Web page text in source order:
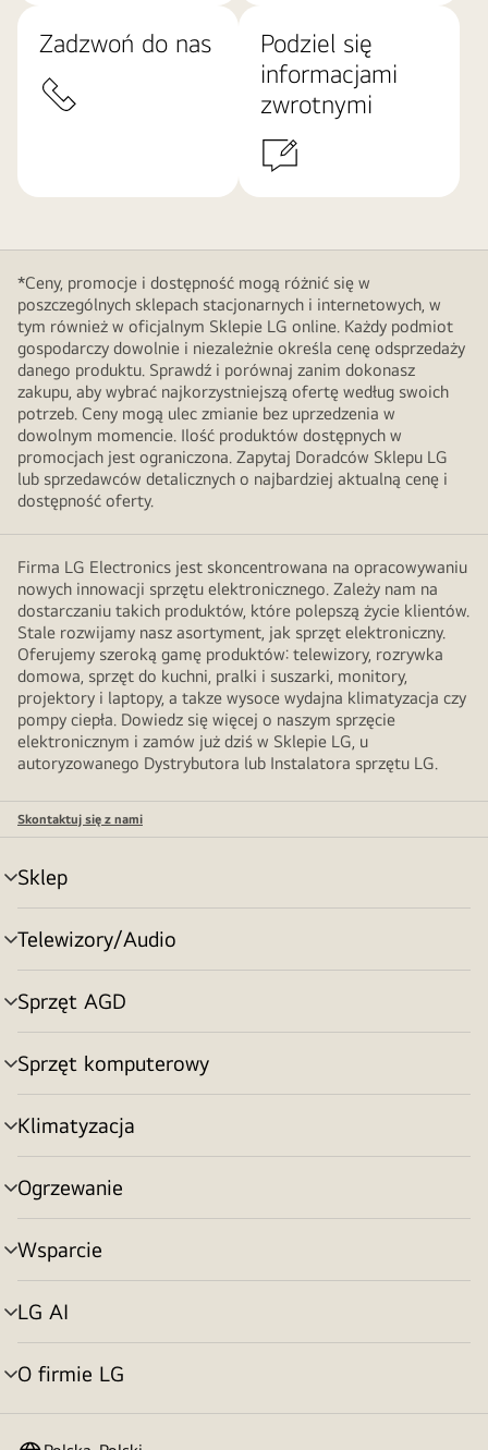
Zadzwoń do nas
Podziel się
informacjami
zwrotnymi
*Ceny, promocje i dostępność mogą różnić się w
poszczególnych sklepach stacjonarnych i internetowych, w
tym również w oficjalnym Sklepie LG online. Każdy podmiot
gospodarczy dowolnie i niezależnie określa cenę odsprzedaży
danego produktu. Sprawdź i porównaj zanim dokonasz
zakupu, aby wybrać najkorzystniejszą ofertę według swoich
potrzeb. Ceny mogą ulec zmianie bez uprzedzenia w
dowolnym momencie. Ilość produktów dostępnych w
promocjach jest ograniczona. Zapytaj Doradców Sklepu LG
lub sprzedawców detalicznych o najbardziej aktualną cenę i
dostępność oferty.
Firma LG Electronics jest skoncentrowana na opracowywaniu
nowych innowacji sprzętu elektronicznego. Zależy nam na
dostarczaniu takich produktów, które polepszą życie klientów.
Stale rozwijamy nasz asortyment, jak sprzęt elektroniczny.
Oferujemy szeroką gamę produktów: telewizory, rozrywka
domowa, sprzęt do kuchni, pralki i suszarki, monitory,
projektory i laptopy, a takze wysoce wydajna klimatyzacja czy
pompy ciepła. Dowiedz się więcej o naszym sprzęcie
elektronicznym i zamów już dziś w Sklepie LG, u
autoryzowanego Dystrybutora lub Instalatora sprzętu LG.
Skontaktuj się z nami
Sklep
Przełącznik
menu
Telewizory/Audio
Przełącznik
menu
Sprzęt AGD
Przełącznik
menu
Sprzęt komputerowy
Przełącznik
menu
Klimatyzacja
Przełącznik
menu
Ogrzewanie
Przełącznik
menu
Wsparcie
Przełącznik
menu
LG AI
Przełącznik
menu
O firmie LG
Przełącznik